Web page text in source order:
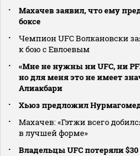
Махачев заявил, что ему
боксе
Чемпион UFC Волкановски
к бою с Евлоевым
«Мне не нужны ни UFC, ни
но для меня это не имеет
Алиакбари
Хьюз предложил
Махачев: «Гэтжи всего
в лучшей форме»
Владельцы UFC потеряли